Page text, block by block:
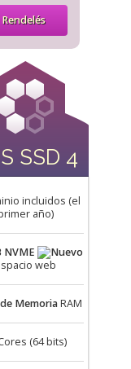
Rendelés
SSD 4
incluidos (el
año)
NVME
web
de MemoriaRAM
(64 bits)